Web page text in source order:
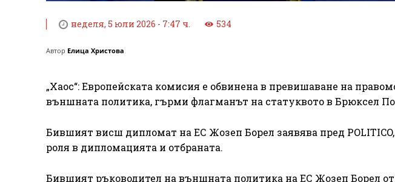
неделя, 5 юли 2026 - 7:47 ч. 534
Автор Елица Христова
„Хаос“: Европейската комисия е обвинена в превишаване на
външната политика, гърми флагманът на статуквото в Брюксел
Бившият висш дипломат на ЕС Жозеп Борел заявява пред
роля в дипломацията и отбраната.
Бившият ръководител на външната политика на ЕС Жозеп Борел